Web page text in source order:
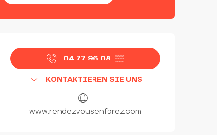
ÖFFNUNGSZEITEN &
04 77 96 08 ▒▒
KONTAKTIEREN SIE UNS
www.rendezvousenforez.com